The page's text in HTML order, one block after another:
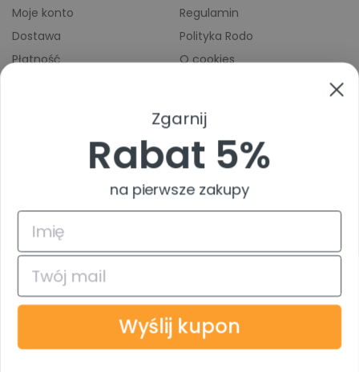
Moje konto
Dostawa
Płatność
Regulamin
Polityka Rodo
O cookies
4.9
Na podstawie
© 2026 TuszTusz.pl - Warszawa
Bezpieczeństwo danych dzięki
Zgarnij
Rabat 5%
na pierwsze zakupy
Wyślij kupon